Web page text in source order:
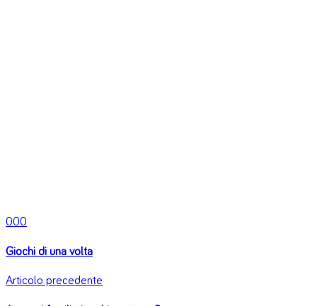
000
Giochi di una volta
Articolo precedente